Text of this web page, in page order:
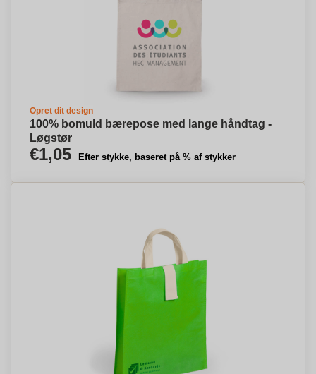
Opret dit design
100% bomuld bærepose med lange håndtag -
Løgstør
€1,05 Efter stykke, baseret på % af stykker